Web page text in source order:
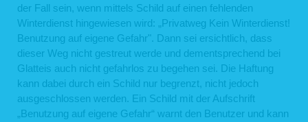
der Fall sein, wenn mittels Schild auf einen fehlenden
Winterdienst hingewiesen wird: „Privatweg Kein Winterdienst!
Benutzung auf eigene Gefahr". Dann sei ersichtlich, dass
dieser Weg nicht gestreut werde und dementsprechend bei
Glatteis auch nicht gefahrlos zu begehen sei. Die Haftung
kann dabei durch ein Schild nur begrenzt, nicht jedoch
ausgeschlossen werden. Ein Schild mit der Aufschrift
„Benutzung auf eigene Gefahr“ warnt den Benutzer und kann